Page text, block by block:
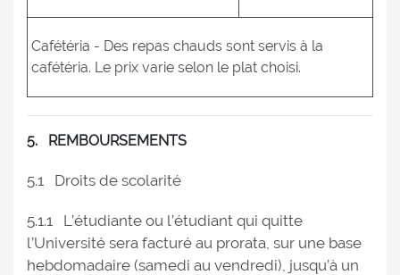
Cafétéria - Des repas chauds sont servis à la
cafétéria. Le prix varie selon le plat choisi.
5. REMBOURSEMENTS
5.1 Droits de scolarité
5.1.1 L’étudiante ou l’étudiant qui quitte
l’Université sera facturé au prorata, sur une base
hebdomadaire (samedi au vendredi), jusqu’à un